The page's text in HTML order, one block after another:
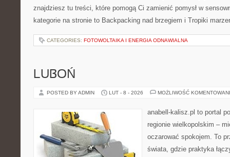
znajdziesz tu treści, które pomogą Ci zamienić pomysł w
kategorie na stronie to Backpacking nad brzegiem i Tropiki
CATEGORIES: FOTOWOLTAIKA I ENERGIA ODNAWIALNA
LUBOŃ
POSTED BY ADMIN LUT - 8 - 2026 MOŻLIWOŚĆ
anabell-kalisz.pl to portal
regionie wielkopolskim –
oczarować spokojem. To
świata, gdzie praktyka